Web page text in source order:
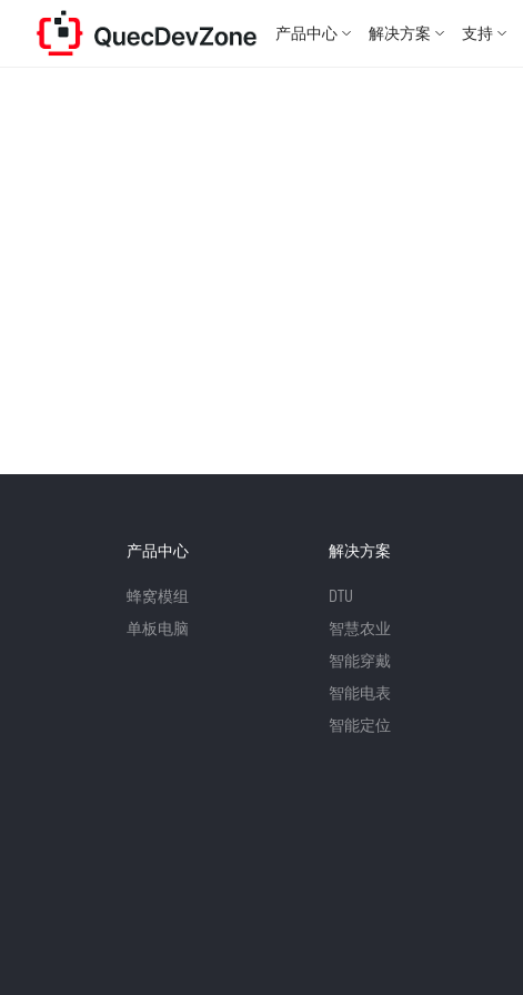
产品中心 解决方案 支持
产品中心
蜂窝模组
单板电脑
解决方案
DTU
智慧农业
智能穿戴
智能电表
智能定位